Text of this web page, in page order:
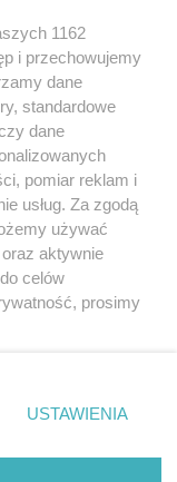
z portali
sięz nami
1162
i przechowujemy
dane
standardowe
dane
pomiar reklam i
usług. Za zgodą
używać
aktywnie
celów
prosimy
rogu strony
nie wymagają
się
miały
USTAWIENIA